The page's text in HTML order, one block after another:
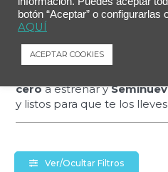
Estrena
menos
ceroa estrenar y
y listos para que te los
Ver/Ocultar Filtros
botón “Aceptar” o
AQUÍ
ACEPTAR COOKIES